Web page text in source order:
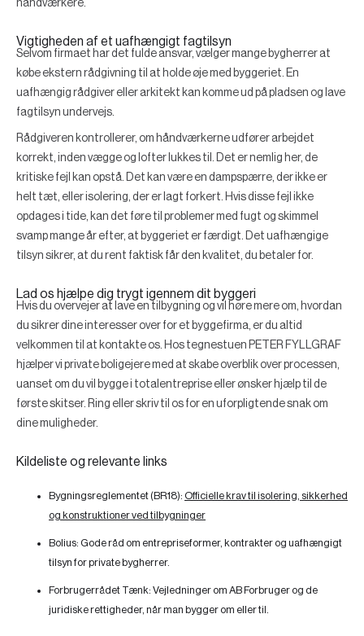
håndværkere.
Vigtigheden af et uafhængigt fagtilsyn
Selvom firmaet har det fulde ansvar, vælger mange bygherrer at
købe ekstern rådgivning til at holde øje med byggeriet. En
uafhængig rådgiver eller arkitekt kan komme ud på pladsen og lave
fagtilsyn undervejs.
Rådgiveren kontrollerer, om håndværkerne udfører arbejdet
korrekt, inden vægge og lofter lukkes til. Det er nemlig her, de
kritiske fejl kan opstå. Det kan være en dampspærre, der ikke er
helt tæt, eller isolering, der er lagt forkert. Hvis disse fejl ikke
opdages i tide, kan det føre til problemer med fugt og skimmel
svamp mange år efter, at byggeriet er færdigt. Det uafhængige
tilsyn sikrer, at du rent faktisk får den kvalitet, du betaler for.
Lad os hjælpe dig trygt igennem dit byggeri
Hvis du overvejer at lave en tilbygning og vil høre mere om, hvordan
du sikrer dine interesser over for et byggefirma, er du altid
velkommen til at kontakte os. Hos tegnestuen PETER FYLLGRAF
hjælper vi private boligejere med at skabe overblik over processen,
uanset om du vil bygge i totalentreprise eller ønsker hjælp til de
første skitser. Ring eller skriv til os for en uforpligtende snak om
dine muligheder.
Kildeliste og relevante links
Bygningsreglementet (BR18): Officielle krav til isolering, sikkerhed
og konstruktioner ved tilbygninger
Bolius: Gode råd om entrepriseformer, kontrakter og uafhængigt
tilsyn for private bygherrer.
Forbrugerrådet Tænk: Vejledninger om AB Forbruger og de
juridiske rettigheder, når man bygger om eller til.